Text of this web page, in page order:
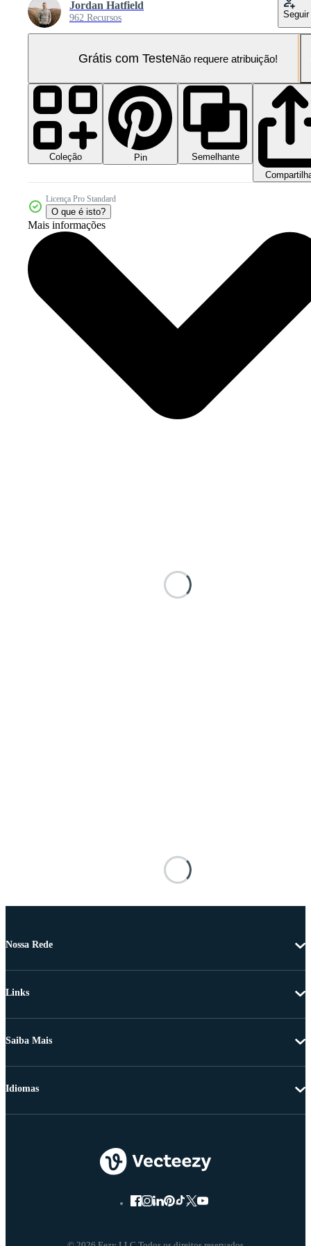
Jordan Hatfield
962 Recursos Seguir
Grátis com TesteNão requere atribuição!
Coleção Pin
Semelhante
Licença Pro Standard
O que é isto?
Mais informações
Nossa Rede
Links
Saiba Mais
Idiomas